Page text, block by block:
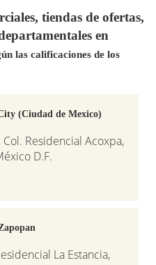
tiendas de ofertas,
en
las calificaciones de los
(Ciudad de Mexico)
Residencial Acoxpa,
D.F.
La Estancia,